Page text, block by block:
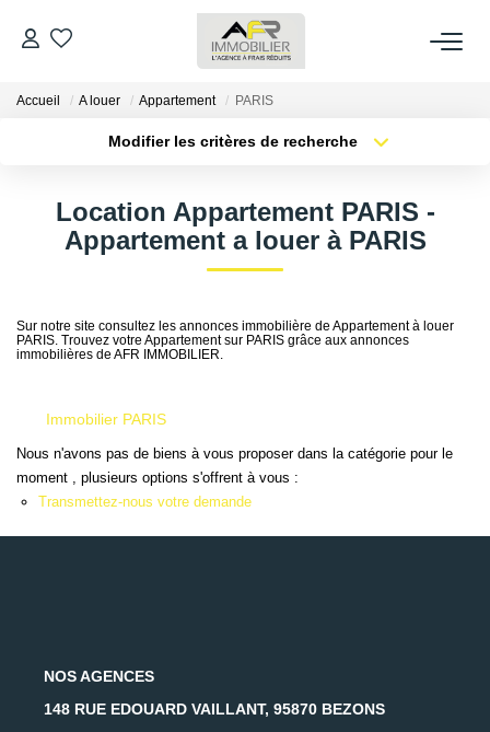
ACHETER
ESTIMER
AFR IMMOBILIER Bezons
AFR IMMOBILIER Carrières-Sur-Seine
AFR IMMOBILIER Chatou - Location | Gestion | Syndic
CONTACT
Accueil A louer Appartement PARIS
Modifier les critères de recherche
Sélectionnez...
Type de bien
Surface min
Créer une alerte
Location Appartement PARIS -
Appartement a louer à PARIS
Sur notre site consultez les annonces immobilière de Appartement à louer
PARIS. Trouvez votre Appartement sur PARIS grâce aux annonces
immobilières de AFR IMMOBILIER.
Immobilier PARIS
Nous n'avons pas de biens à vous proposer dans la catégorie pour le
moment , plusieurs options s'offrent à vous :
Transmettez-nous votre demande
NOS AGENCES
148 RUE EDOUARD VAILLANT, 95870 BEZONS